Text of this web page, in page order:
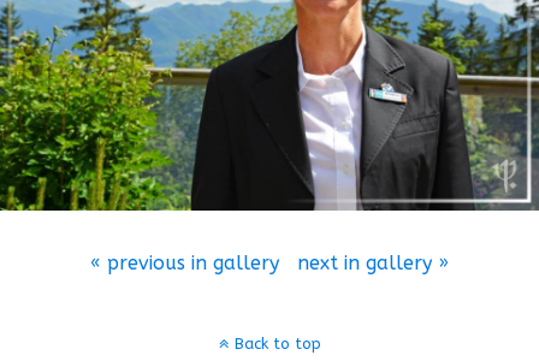
« previous in gallery next in gallery »
Back to top